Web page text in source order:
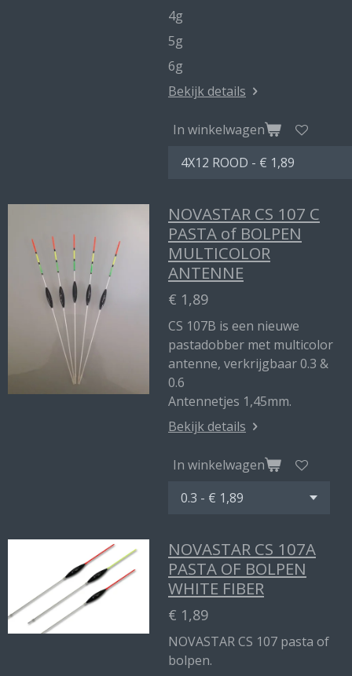
4g
5g
6g
Bekijk details
In winkelwagen
NOVASTAR CS 107 C
PASTA of BOLPEN
MULTICOLOR
ANTENNE
€ 1,89
CS 107B is een nieuwe
pastadobber met multicolor
antenne, verkrijgbaar 0.3 &
0.6
Antennetjes 1,45mm.
Bekijk details
In winkelwagen
NOVASTAR CS 107A
PASTA OF BOLPEN
WHITE FIBER
€ 1,89
NOVASTAR CS 107 pasta of
bolpen.